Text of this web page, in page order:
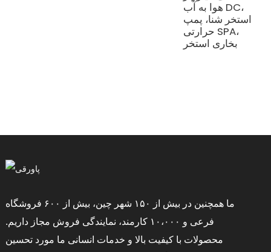
هوا به آب DC،
استخر شنا، پمپ
حرارتی SPA،
بخاری استخر
ما همچنین در بیش از ۱۵۰ شهر چین، بیش از ۶۰۰ فروشگاه
فرعی و ۱۰،۰۰۰ کارمند، نمایندگی فروش مجاز داریم.
محصولات با کیفیت بالا و خدمات انسانی ما مورد تحسین